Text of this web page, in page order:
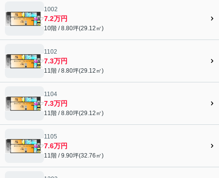
1002
7.2万円
10階 / 8.80坪(29.12㎡)
1102
7.3万円
11階 / 8.80坪(29.12㎡)
1104
7.3万円
11階 / 8.80坪(29.12㎡)
1105
7.6万円
11階 / 9.90坪(32.76㎡)